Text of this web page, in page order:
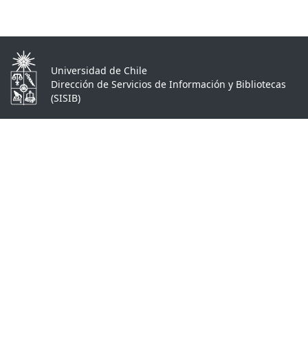
Universidad de Chile
Dirección de Servicios de Información y Bibliotecas
(SISIB)